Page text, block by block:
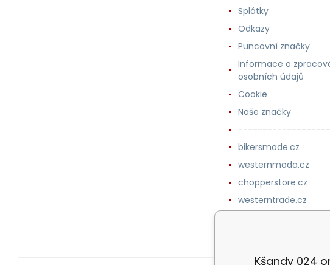
Splátky
Odkazy
Puncovní značky
Informace o
osobních údajů
Cookie
Naše značky
bikersmode.cz
westernmoda.cz
chopperstore.cz
westerntrade.cz
Kšandy 024